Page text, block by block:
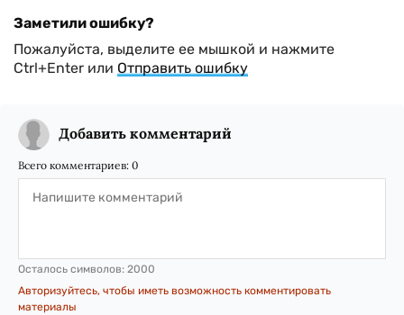
Заметили ошибку?
Пожалуйста, выделите ее мышкой и нажмите
Ctrl+Enter или Отправить ошибку
Добавить комментарий
Всего комментариев: 0
Осталось символов: 2000
Авторизуйтесь, чтобы иметь возможность комментировать
материалы